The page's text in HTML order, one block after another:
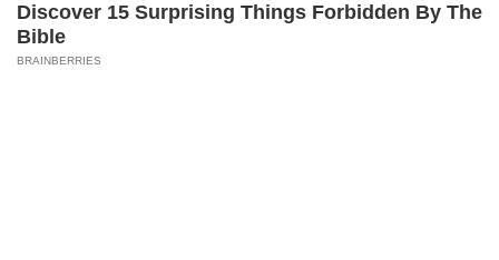
Discover 15 Surprising Things Forbidden By The
Bible
BRAINBERRIES